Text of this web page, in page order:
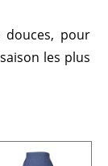
douces, pour
les plus